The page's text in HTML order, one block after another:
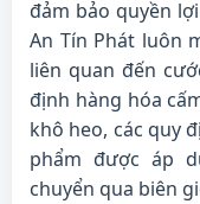
đảm bảo quyền
An Tín Phát luôn
liên quan đến
định hàng hóa
khô heo, các quy
phẩm được áp
chuyển qua biên